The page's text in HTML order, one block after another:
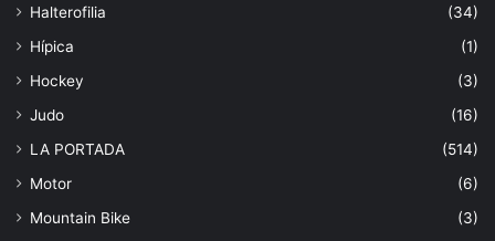
Halterofilia
(34)
Hípica
(1)
Hockey
(3)
Judo
(16)
LA PORTADA
(514)
Motor
(6)
Mountain Bike
(3)